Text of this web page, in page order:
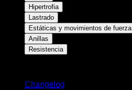
Hipertrofia
Lastrado
Estáticas y movimientos de fuerza
Anillas
Resistencia
Changelog